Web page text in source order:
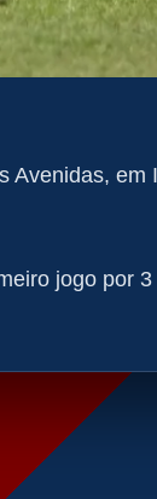
Avenidas, em
jogo por 3